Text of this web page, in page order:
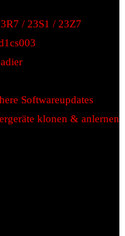
/ 23S1 / 23Z7
Softwareupdates
klonen & anlernen